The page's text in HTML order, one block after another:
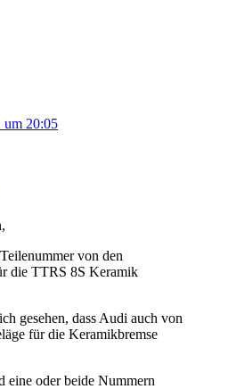
um 20:05
von den
die TTRS 8S Keramik
gesehen, dass Audi auch von
für die Keramikbremse
eine oder beide Nummern